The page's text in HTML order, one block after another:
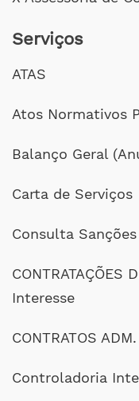
Serviços
ATAS
Atos Normativos
Balanço Geral
Carta de Serviços
Consulta
CONTRATAÇÕES
Interesse
CONTRATOS ADM.
Controladoria